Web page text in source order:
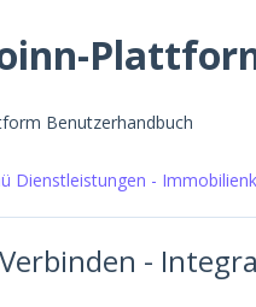
Benutzerhandbuch
Dienstleistungen -
-